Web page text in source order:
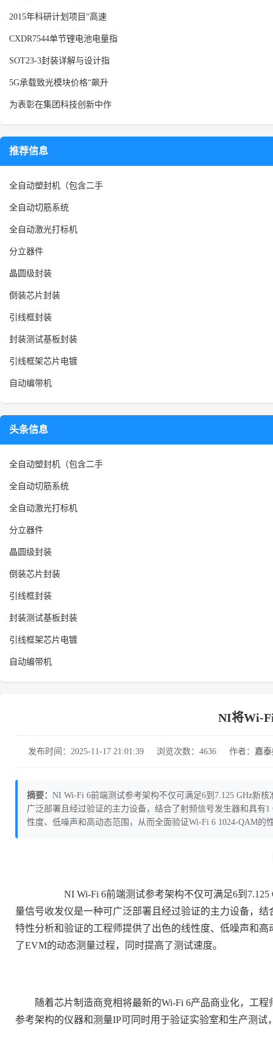
2015年科研计划项目“高速
CXDR7544单节锂电池电量指
SOT23-3封装详解与设计指
5G承载致光模块价格“飙升
为表彰在集团科技创新中作
推荐信息
全自动塑封机（包含二手
全自动切筋系统
全自动激光打标机
分立器件
晶圆级封装
倒装芯片封装
引线框封装
封装测试基板封装
引线框架芯片电镀
自动编带机
头条信息
全自动塑封机（包含二手
全自动切筋系统
全自动激光打标机
分立器件
晶圆级封装
倒装芯片封装
引线框封装
封装测试基板封装
引线框架芯片电镀
自动编带机
NI将Wi-
发布时间：2025-11-17 21:01:39 浏览次数：4636 作者： 嘉
摘要： NI Wi-Fi 6前端测试参考架构不仅可满足6到7.125 GHz新
广泛部署且经过验证的主力设备，结合了射频信号发生器和具有
性度、低噪声和高动态范围，从而全面验证Wi-Fi 6 1024-QAM
NI Wi-Fi 6前端测试参考架构不仅可满足6到7.125
量信号收发仪是一种可广泛部署且经过验证的主力设备，
特性分析和验证的工程师提供了出色的线性度、低噪声和
了EVM的动态测量过程，同时提高了测试速度。
随着芯片制造商竞相将最新的Wi-Fi 6产品商业化，工
参考架构的仪器和测量IP可同时用于验证实验室和生产测